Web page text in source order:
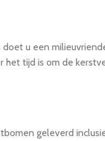
u een
tijd is om de
geleverd